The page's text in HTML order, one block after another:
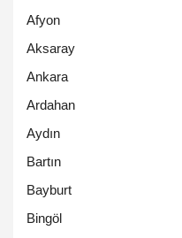
Afyon
Aksaray
Ankara
Ardahan
Aydın
Bartın
Bayburt
Bingöl